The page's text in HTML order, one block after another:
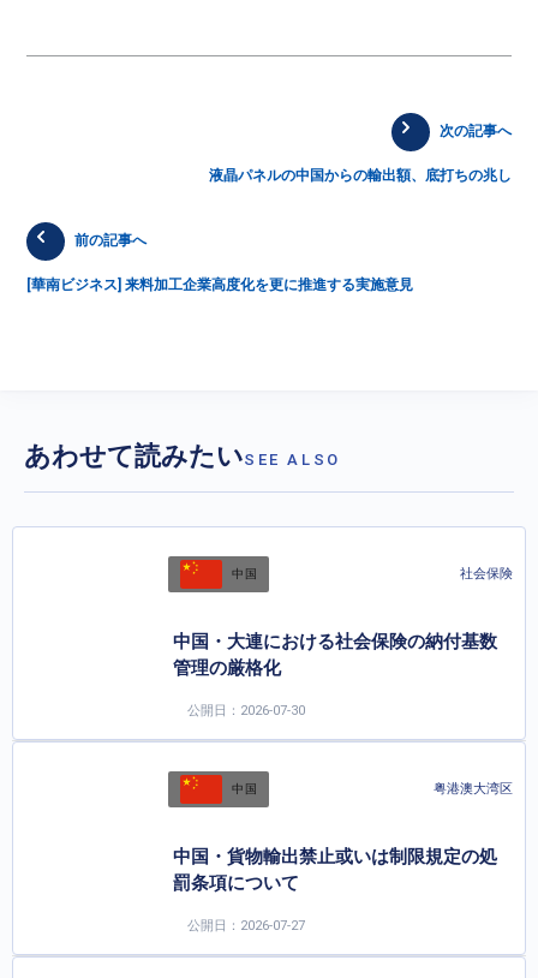
次の記事へ
液晶パネルの中国からの輸出額、底打ちの兆し
前の記事へ
[華南ビジネス] 来料加工企業高度化を更に推進する実施意見
あわせて読みたいSEE ALSO
中国 社会保険
中国・大連における社会保険の納付基数
管理の厳格化
公開日：2026-07-30
中国 粤港澳大湾区
中国・貨物輸出禁止或いは制限規定の処
罰条項について
公開日：2026-07-27